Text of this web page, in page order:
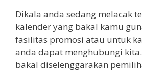
Dikala anda sedang melacak
kalender yang bakal kamu
fasilitas promosi atau untuk
anda dapat menghubungi
bakal diselenggarakan